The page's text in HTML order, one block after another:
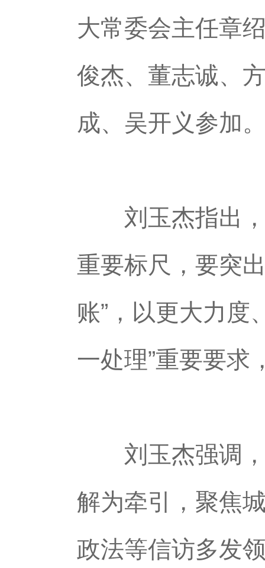
大常委会主任章
俊杰、董志诚、
成、吴开义参加
刘玉杰指出，
重要标尺，要突
账”，以更大力度
一处理”重要要求
刘玉杰强调，
解为牵引，聚焦
政法等信访多发